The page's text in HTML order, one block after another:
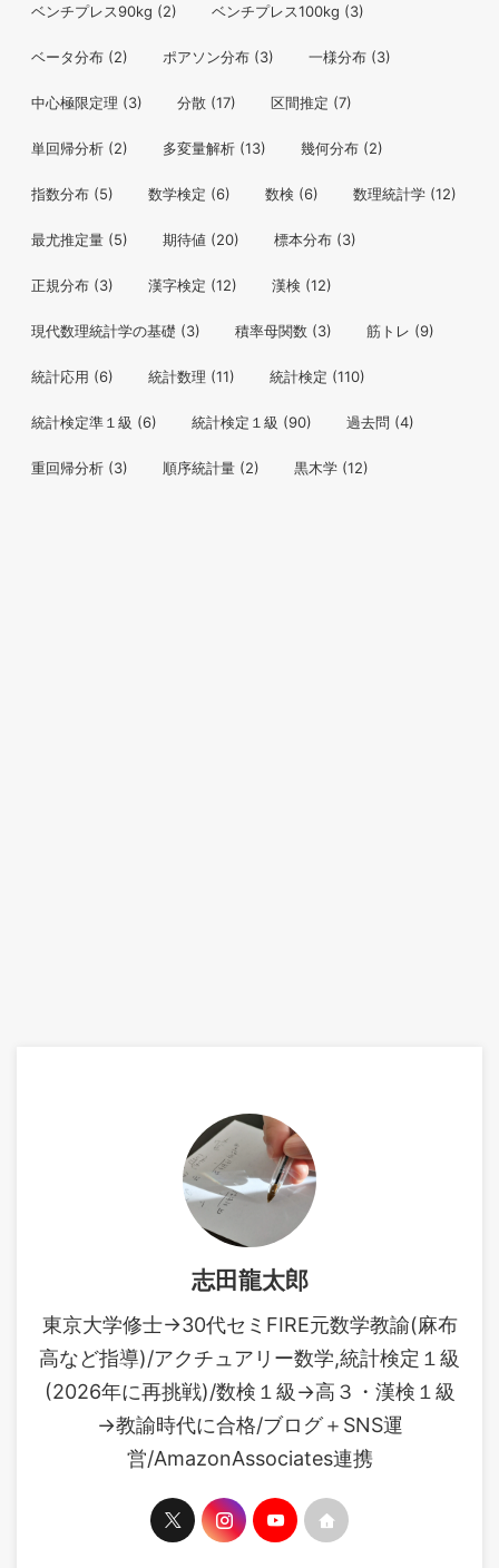
ベンチプレス90kg (2) ベンチプレス100kg (3)
ベータ分布 (2) ポアソン分布 (3) 一様分布 (3)
中心極限定理 (3) 分散 (17) 区間推定 (7)
単回帰分析 (2) 多変量解析 (13) 幾何分布 (2)
指数分布 (5) 数学検定 (6) 数検 (6) 数理統計学 (12)
最尤推定量 (5) 期待値 (20) 標本分布 (3)
正規分布 (3) 漢字検定 (12) 漢検 (12)
現代数理統計学の基礎 (3) 積率母関数 (3) 筋トレ (9)
統計応用 (6) 統計数理 (11) 統計検定 (110)
統計検定準１級 (6) 統計検定１級 (90) 過去問 (4)
重回帰分析 (3) 順序統計量 (2) 黒木学 (12)
志田龍太郎
東京大学修士→30代セミFIRE元数学教諭(麻布
高など指導)/アクチュアリー数学,統計検定１級
(2026年に再挑戦)/数検１級→高３・漢検１級
→教諭時代に合格/ブログ＋SNS運
営/AmazonAssociates連携